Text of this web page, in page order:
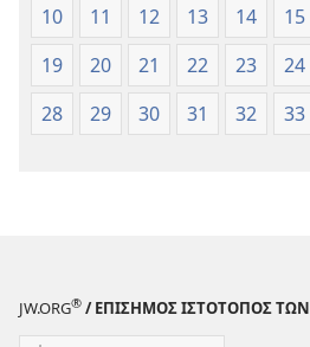
10
11 12 13 14 15
19
20 21 22 23 24
28
29 30 31 32 33
JW.ORG® / ΕΠΙΣΗΜΟΣ ΙΣΤΟΤΟΠΟΣ